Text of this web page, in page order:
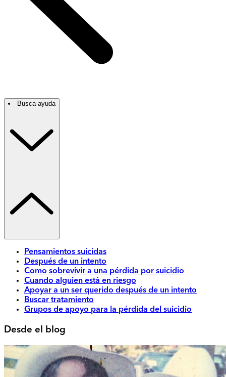
Busca ayuda
Pensamientos suicidas
Después de un intento
Como sobrevivir a una pérdida por suicidio
Cuando alguien está en riesgo
Apoyar a un ser querido después de un intento
Buscar tratamiento
Grupos de apoyo para la pérdida del suicidio
Desde el blog